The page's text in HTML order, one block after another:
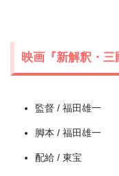
映画『新解釈・
監督 / 福田雄一
脚本 / 福田雄一
配給 / 東宝